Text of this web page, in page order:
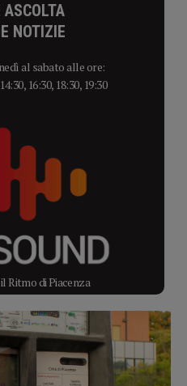
NOTIZIE
al sabato alle ore:
16:30, 18:30, 19:30
Ritmo di Piacenza